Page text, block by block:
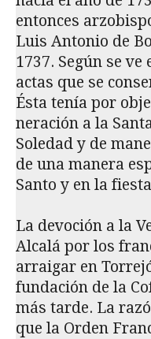
entonces
Luis Antonio de
1737. Según se
actas que se
Ésta tenía por
neración a la
Soledad y de
de una manera
Santo y en la
La devoción a la
Alcalá por los
arraigar en
fundación de la
más tarde. La
que la Orden